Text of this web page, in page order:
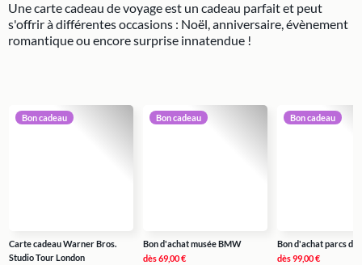
Une carte cadeau de voyage est un cadeau parfait et peut
s'offrir à différentes occasions : Noël, anniversaire, évènement
romantique ou encore surprise innatendue !
Bon cadeau
Carte cadeau Warner Bros.
Studio Tour London
Bon cadeau
Bon d'achat musée BMW
dès69,00 €
Bon cadeau
Bon d'achat parcs
dès99,00 €